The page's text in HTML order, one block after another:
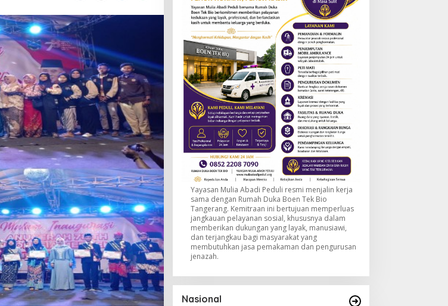
Yayasan Mulia Abadi Peduli resmi menjalin kerja
sama dengan Rumah Duka Boen Tek Bio
Tangerang. Kemitraan ini bertujuan memperluas
jangkauan pelayanan sosial, khususnya dalam
memberikan dukungan yang layak, manusiawi,
dan terjangkau bagi masyarakat yang
membutuhkan jasa pemakaman dan pengurusan
jenazah.
Nasional